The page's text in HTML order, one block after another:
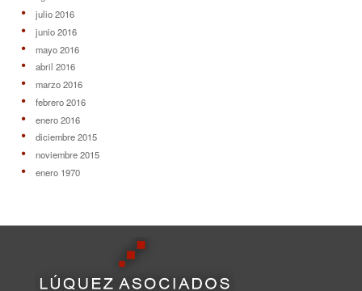
julio 2016
junio 2016
mayo 2016
abril 2016
marzo 2016
febrero 2016
enero 2016
diciembre 2015
noviembre 2015
enero 1970